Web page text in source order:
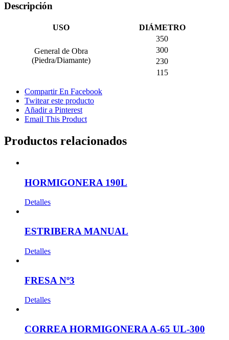
Descripción
USO DIÁMETRO
General de Obra
(Piedra/Diamante)
350
300
230
115
Compartir En Facebook
Twitear este producto
Añadir a Pinterest
Email This Product
Productos relacionados
HORMIGONERA 190L
Detalles
ESTRIBERA MANUAL
Detalles
FRESA Nº3
Detalles
CORREA HORMIGONERA A-65 UL-300